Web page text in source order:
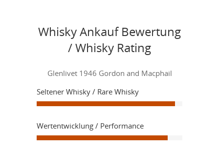
Whisky Ankauf Bewertung
/ Whisky Rating
Glenlivet 1946 Gordon and Macphail
Seltener Whisky / Rare Whisky
Wertentwicklung / Performance